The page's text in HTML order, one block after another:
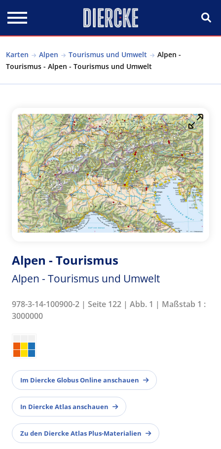
Karten Alpen Tourismus und Umwelt
Alpen -
Tourismus - Alpen - Tourismus und Umwelt
Alpen - Tourismus
Alpen - Tourismus und Umwelt
978-3-14-100900-2 | Seite 122 | Abb. 1 | Maßstab 1 :
3000000
Im Diercke Globus Online anschauen
In Diercke Atlas anschauen
Zu den Diercke Atlas Plus-Materialien